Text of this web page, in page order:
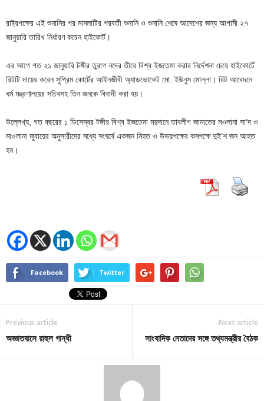
রাষ্ট্রপক্ষের এই শুনানির পর মামলাটির পরবর্তী শুনানি ও শুনানি শেষে আদেশের জন্য আগামী ২৭
জানুয়ারি তারিখ নির্ধারণ করেন হাইকোর্ট।
এর আগে গত ২১ জানুয়ারি টঙ্গীর তুরাগ নদের তীরে বিশ্ব ইজতেমা করার নির্দেশনা চেয়ে হাইকোর্টে
রিটটি দায়ের করেন সুপ্রিম কোর্টের আইনজীবী অ্যাডভোকেট মো. ইউনুস মোল্লা। রিট আবেদনে
ধর্ম মন্ত্রণালয়ের সচিবসহ তিন জনকে বিবাদী করা হয়।
উল্লেখ্য, গত বছরের ১ ডিসেম্বর টঙ্গীর বিশ্ব ইজতেমা ময়দানে তাবলীগ জামাতের মওলানা সা’দ ও
মাওলানা জুবায়ের অনুসারীদের মধ্যে সংঘর্ষে একজন নিহত ও উভয়পক্ষের কমপক্ষে দুই’শ জন আহত
হন।
Facebook Twitter
Previous article
অজ্ঞাতবাসে রাহুল গান্ধী
Next article
সাংবাদিক নেতাদের সঙ্গে তথ্যমন্ত্রীর বৈঠক